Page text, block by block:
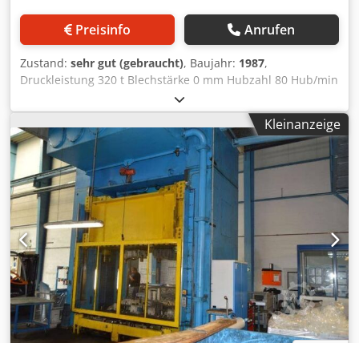
Preisinfo Anrufen
Zustand: sehr gut (gebraucht), Baujahr: 1987,
Druckleistung 320 t Blechstärke 0 mm Hubzahl 80 Hub/min
Preßkraft gesamt 320 t Hub 30 - 80 mm
Tischaufspannfläche unten: 630 x 740 mm
Tischaufspannfläche oben: 630 x 630 mm
Gesamtleistungsbedarf 60 kW Diese Feinschneidpresse
FEINTOOL HFA 320 wurde 2019 komplette general überholt
und ist in einem NEUwertigem Zustand mit neue CE-
Kennzeichnung MAIN RAM total force (nominal) 320 to
stroke min. 30 mm stroke 80 mm V-RING Cjdsvwgl Nepfx
Ab Noha nominal force 160 to stroke 30 mm COUNTER
RAM nominal force 80 to stroke 30 mm TOOL DIMENSIONS
lower table - width 630 mm lower table - depth 740 mm
upper table - width 630 mm upper table - depth 630 mm
daylight max. 320 mm ELECTRICAL SPECIFICATIONS total
power consumption 60 kW
Kleinanzeige